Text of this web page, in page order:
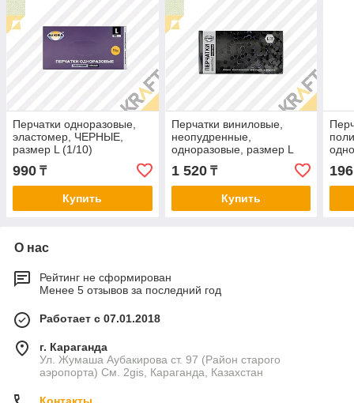
Перчатки одноразовые,
эластомер, ЧЕРНЫЕ,
размер L (1/10)
990 ₸
Купить
Перчатки виниловые,
неопудренные,
одноразовые, размер L
1 520₸
Купить
196
О нас
Рейтинг не сформирован
Менее 5 отзывов за последний год
Работает с 07.01.2018
г. Караганда
Ул. Жумаша Аубакирова ст. 97 (Район старого
аэропорта) См. 2gis, Караганда, Казахстан